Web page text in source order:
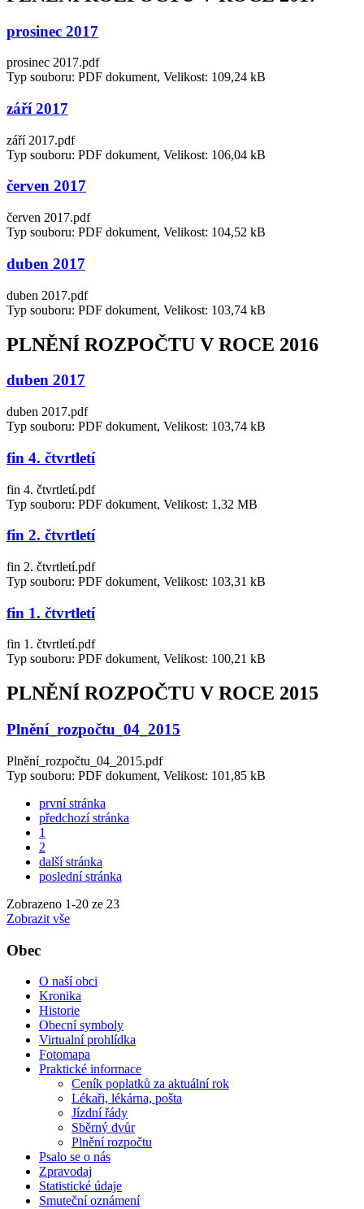
prosinec 2017
prosinec 2017.pdf
Typ souboru: PDF dokument, Velikost: 109,24 kB
září 2017
září 2017.pdf
Typ souboru: PDF dokument, Velikost: 106,04 kB
červen 2017
červen 2017.pdf
Typ souboru: PDF dokument, Velikost: 104,52 kB
duben 2017
duben 2017.pdf
Typ souboru: PDF dokument, Velikost: 103,74 kB
PLNĚNÍ ROZPOČTU V ROCE 2016
duben 2017
duben 2017.pdf
Typ souboru: PDF dokument, Velikost: 103,74 kB
fin 4. čtvrtletí
fin 4. čtvrtletí.pdf
Typ souboru: PDF dokument, Velikost: 1,32 MB
fin 2. čtvrtletí
fin 2. čtvrtletí.pdf
Typ souboru: PDF dokument, Velikost: 103,31 kB
fin 1. čtvrtletí
fin 1. čtvrtletí.pdf
Typ souboru: PDF dokument, Velikost: 100,21 kB
PLNĚNÍ ROZPOČTU V ROCE 2015
Plnění_rozpočtu_04_2015
Plnění_rozpočtu_04_2015.pdf
Typ souboru: PDF dokument, Velikost: 101,85 kB
první stránka
předchozí stránka
1
2
další stránka
poslední stránka
Zobrazeno 1-20 ze 23
Zobrazit vše
Obec
O naší obci
Kronika
Historie
Obecní symboly
Virtualní prohlídka
Fotomapa
Praktické informace
Ceník poplatků za aktuální rok
Lékaři, lékárna, pošta
Jízdní řády
Sběrný dvůr
Plnění rozpočtu
Psalo se o nás
Zpravodaj
Statistické údaje
Smuteční oznámení